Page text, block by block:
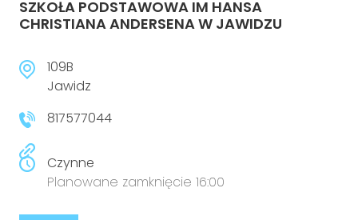
SZKOŁA PODSTAWOWA IM HANSA
CHRISTIANA ANDERSENA W JAWIDZU
109B
Jawidz
817577044
Czynne
Planowane zamknięcie 16:00